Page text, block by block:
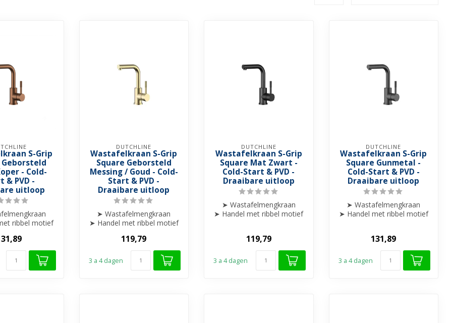
S-Grip
Geborsteld
- Cold-
& PVD -
uitloop
ribbel motief
uitloop
...
DUTCHLINE
Wastafelkraan S-Grip
Square Geborsteld
Messing / Goud - Cold-
Start & PVD -
Draaibare uitloop
➤ Wastafelmengkraan
➤ Handel met ribbel motief
➤ Draaibare uitloop
...
119,79
3 a 4 dagen
DUTCHLINE
Wastafelkraan S-Grip
Square Mat Zwart -
Cold-Start & PVD -
Draaibare uitloop
➤ Wastafelmengkraan
➤ Handel met ribbel motief
...
119,79
3 a 4 dagen
DUTCHLINE
Wastafelkraan S-Grip
Square Gunmetal -
Cold-Start & PVD -
Draaibare uitloop
➤ Wastafelmengkraan
➤ Handel met ribbel motief
...
131,89
3 a 4 dagen